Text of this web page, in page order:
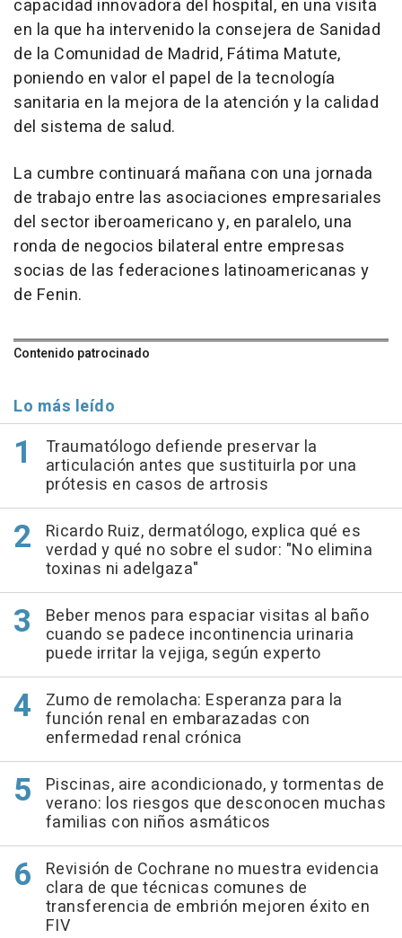
capacidad innovadora del hospital, en una visita
en la que ha intervenido la consejera de Sanidad
de la Comunidad de Madrid, Fátima Matute,
poniendo en valor el papel de la tecnología
sanitaria en la mejora de la atención y la calidad
del sistema de salud.
La cumbre continuará mañana con una jornada
de trabajo entre las asociaciones empresariales
del sector iberoamericano y, en paralelo, una
ronda de negocios bilateral entre empresas
socias de las federaciones latinoamericanas y
de Fenin.
Contenido patrocinado
Lo más leído
Traumatólogo defiende preservar la
articulación antes que sustituirla por una
prótesis en casos de artrosis
Ricardo Ruiz, dermatólogo, explica qué es
verdad y qué no sobre el sudor: "No elimina
toxinas ni adelgaza"
Beber menos para espaciar visitas al baño
cuando se padece incontinencia urinaria
puede irritar la vejiga, según experto
Zumo de remolacha: Esperanza para la
función renal en embarazadas con
enfermedad renal crónica
Piscinas, aire acondicionado, y tormentas de
verano: los riesgos que desconocen muchas
familias con niños asmáticos
Revisión de Cochrane no muestra evidencia
clara de que técnicas comunes de
transferencia de embrión mejoren éxito en
FIV